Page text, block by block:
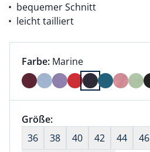
bequemer Schnitt
leicht tailliert
Farbauswahl:
Farbe: aktuell ausgewählt:
Marine
Farbe Marine ausgewählt
Größenauswahl:
Größe:nichts ausgewählt
36
38 40 42 44 46